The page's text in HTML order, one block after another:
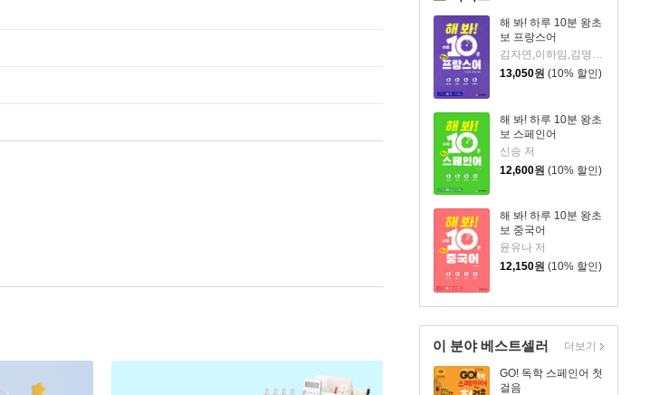
해 봐! 하루 10분 왕초
보 프랑스어
김자연,이하임,김영란 공저
13,050원 (10% 할인)
해 봐! 하루 10분 왕초
보 스페인어
신승 저
12,600원 (10% 할인)
해 봐! 하루 10분 왕초
보 중국어
윤유나 저
12,150원 (10% 할인)
이 분야 베스트셀러
GO! 독학 스페인어 첫
걸음
더보기